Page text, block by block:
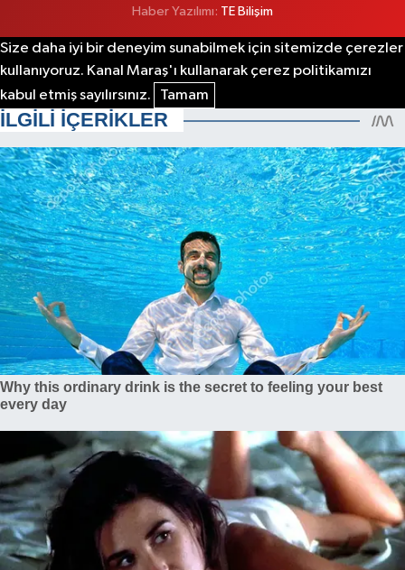
Haber Yazılımı: TE Bilişim
Size daha iyi bir deneyim sunabilmek için sitemizde çerezler
kullanıyoruz. Kanal Maraş'ı kullanarak çerez politikamızı
kabul etmiş sayılırsınız.
Tamam